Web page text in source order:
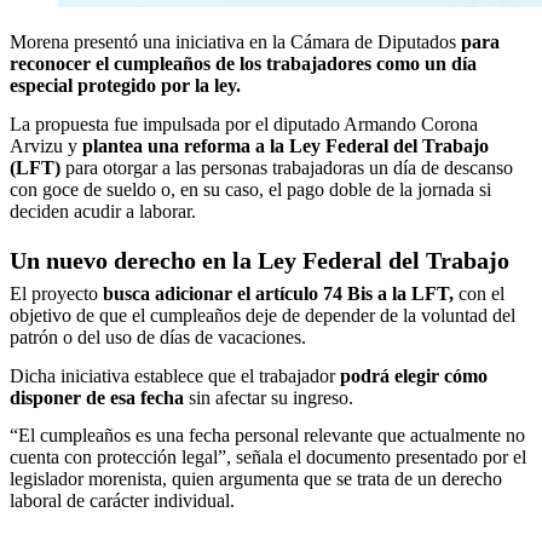
Morena presentó una iniciativa en la Cámara de Diputados para
reconocer el cumpleaños de los trabajadores como un día
especial protegido por la ley.
La propuesta fue impulsada por el diputado Armando Corona
Arvizu y plantea una reforma a la Ley Federal del Trabajo
(LFT) para otorgar a las personas trabajadoras un día de descanso
con goce de sueldo o, en su caso, el pago doble de la jornada si
deciden acudir a laborar.
Un nuevo derecho en la Ley Federal del Trabajo
El proyecto busca adicionar el artículo 74 Bis a la LFT, con el
objetivo de que el cumpleaños deje de depender de la voluntad del
patrón o del uso de días de vacaciones.
Dicha iniciativa establece que el trabajadorpodrá elegir cómo
disponer de esa fecha sin afectar su ingreso.
“El cumpleaños es una fecha personal relevante que actualmente no
cuenta con protección legal”, señala el documento presentado por el
legislador morenista, quien argumenta que se trata de un derecho
laboral de carácter individual.